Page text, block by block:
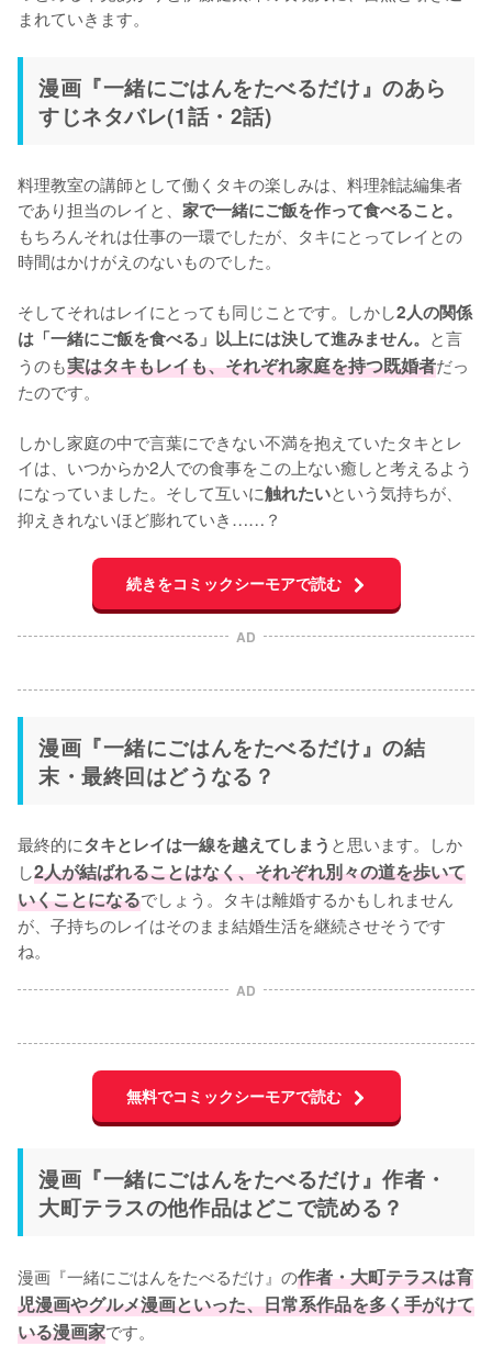
まれていきます。
漫画『一緒にごはんをたべるだけ』のあら
すじネタバレ(1話・2話)
料理教室の講師として働くタキの楽しみは、料理雑誌編集者
であり担当のレイと、 家で一緒にご飯を作って食べること。
もちろんそれは仕事の一環でしたが、タキにとってレイとの
時間はかけがえのないものでした。
そしてそれはレイにとっても同じことです。しかし2人の関係
は「一緒にご飯を食べる」以上には決して進みません。 と言
うのも実はタキもレイも、それぞれ家庭を持つ既婚者だっ
たのです。
しかし家庭の中で言葉にできない不満を抱えていたタキとレ
イは、いつからか2人での食事をこの上ない癒しと考えるよう
になっていました。そして互いに触れたいという気持ちが、
抑えきれないほど膨れていき……？
続きをコミックシーモアで読む
AD
漫画『一緒にごはんをたべるだけ』の結
末・最終回はどうなる？
最終的にタキとレイは一線を越えてしまう と思います。しか
し2人が結ばれることはなく、それぞれ別々の道を歩いて
いくことになるでしょう。タキは離婚するかもしれません
が、子持ちのレイはそのまま結婚生活を継続させそうです
ね。
AD
無料でコミックシーモアで読む
漫画『一緒にごはんをたべるだけ』作者・
大町テラスの他作品はどこで読める？
漫画『一緒にごはんをたべるだけ』の作者・大町テラスは育
児漫画やグルメ漫画といった、日常系作品を多く手がけて
いる漫画家です。